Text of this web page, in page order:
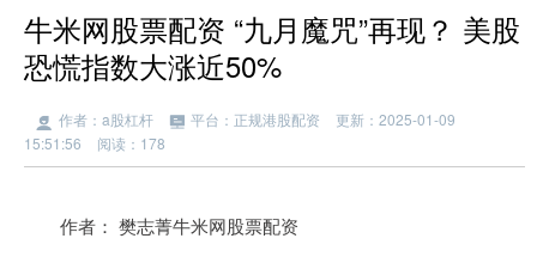
牛米网股票配资 “九月魔咒”再现？ 美股
恐慌指数大涨近50%
作者：a股杠杆 平台：正规港股配资
更新：2025-01-09
15:51:56
阅读：178
作者： 樊志菁牛米网股票配资